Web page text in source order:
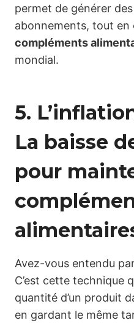
permet de générer
abonnements, tout
compléments
mondial.
5.
La baisse
pour
Avez-vous entendu
C’est cette technique
quantité d’un produit
en gardant le même